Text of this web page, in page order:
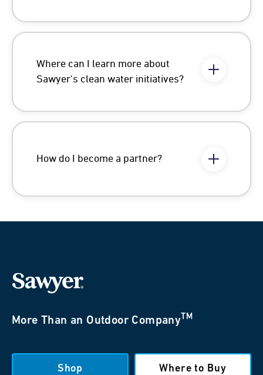
Where can I learn more about
Sawyer's clean water initiatives?
How do I become a partner?
More Than an Outdoor Company TM
Shop Where to Buy